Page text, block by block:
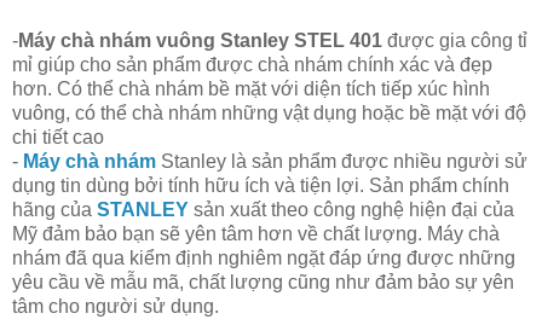
-Máy chà nhám vuông Stanley STEL 401 được gia công tỉ
mỉ giúp cho sản phẩm được chà nhám chính xác và đẹp
hơn. Có thể chà nhám bề mặt với diện tích tiếp xúc hình
vuông, có thể chà nhám những vật dụng hoặc bề mặt với độ
chi tiết cao
- Máy chà nhám Stanley là sản phẩm được nhiều người sử
dụng tin dùng bởi tính hữu ích và tiện lợi. Sản phẩm chính
hãng của STANLEY sản xuất theo công nghệ hiện đại của
Mỹ đảm bảo bạn sẽ yên tâm hơn về chất lượng. Máy chà
nhám đã qua kiểm định nghiêm ngặt đáp ứng được những
yêu cầu về mẫu mã, chất lượng cũng như đảm bảo sự yên
tâm cho người sử dụng.